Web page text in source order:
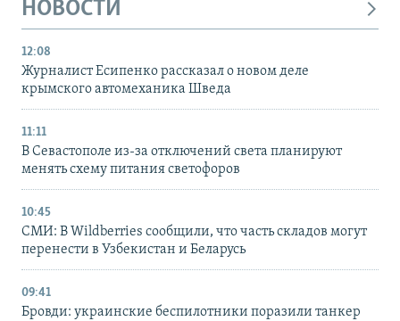
НОВОСТИ
12:08
Журналист Есипенко рассказал о новом деле
крымского автомеханика Шведа
11:11
В Севастополе из-за отключений света планируют
менять схему питания светофоров
10:45
СМИ: В Wildberries сообщили, что часть складов могут
перенести в Узбекистан и Беларусь
09:41
Бровди: украинские беспилотники поразили танкер